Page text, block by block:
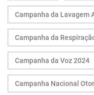
Campanha da Lavagem
Campanha da
Campanha da Voz 2024
Campanha Nacional